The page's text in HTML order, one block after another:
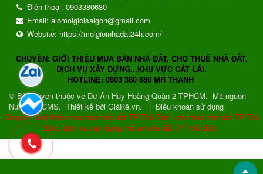
Điện thoại: 0903380680
Email: alomoigioisaigon@gmail.com
Website: https://moigioinhadat24h.com/
CHUYÊN: GIỚI THIỆU MUA BÁN NHÀ ĐẤT, CHO THUÊ NHÀ ĐẤT,
DỊCH VỤ XÂY DỰNG...KHU VỰC CÁT LÁI.
HOTLINE: 0903 380 680 MR THÀNH
© Bản quyền thuộc về Dự Án Huy Hoàng Quận 2 TPHCM. Mã nguồn
NukeViet CMS. Thiết kế bởi GiáRẻ.vn. | Điều khoản sử dụng
Chuyên: Giới thiệu mua bán nhà đất TP Thủ Đức, cho thuê nhà đất TP Thủ
Đức, dịch vụ xây dựng, hồ sơ nhà đất TP Thủ Đức.